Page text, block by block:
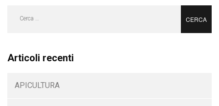
Articoli recenti
APICULTURA